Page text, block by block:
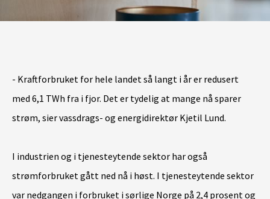
- Kraftforbruket for hele landet så langt i år er redusert
med 6,1 TWh fra i fjor. Det er tydelig at mange nå sparer
strøm, sier vassdrags- og energidirektør Kjetil Lund.
I industrien og i tjenesteytende sektor har også
strømforbruket gått ned nå i høst. I tjenesteytende sektor
var nedgangen i forbruket i sørlige Norge på 2,4 prosent og